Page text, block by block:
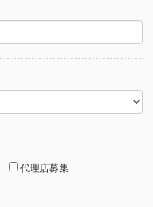
代理店募集